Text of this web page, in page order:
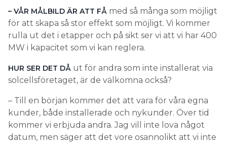
– VÅR MÅLBILD ÄR ATT FÅ med så många som möjligt
för att skapa så stor effekt som möjligt. Vi kommer
rulla ut det i etapper och på sikt ser vi att vi har 400
MW i kapacitet som vi kan reglera.
HUR SER DET DÅ ut för andra som inte installerat via
solcellsföretaget, är de välkomna också?
– Till en början kommer det att vara för våra egna
kunder, både installerade och nykunder. Över tid
kommer vi erbjuda andra. Jag vill inte lova något
datum, men säger att det vore osannolikt att vi inte